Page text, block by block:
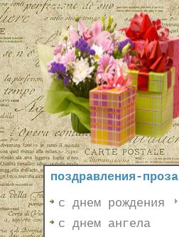
поздравления-проза
с днем рождения
с днем ангела